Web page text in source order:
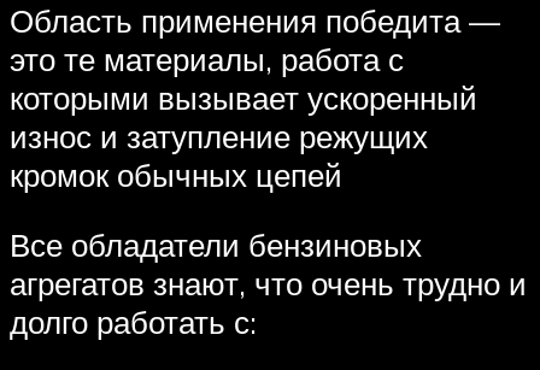
Область применения победита —
это те материалы, работа с
которыми вызывает ускоренный
износ и затупление режущих
кромок обычных цепей
Все обладатели бензиновых
агрегатов знают, что очень трудно и
долго работать с: